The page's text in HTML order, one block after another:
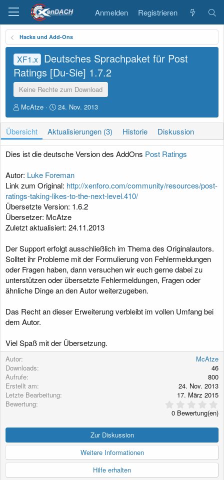
Anmelden Registrieren
Hacks und Add-Ons
XF1.x Deutsches Sprachpaket für Post
Ratings [Du-Sie] 1.7.2
Keine Rechte zum Download
A
u
t
o
r
McAtze
D
a
t
u
m
E
t
e
l
l
u
g
24. Nov. 2013
Übersicht Aktualisierungen (3) Historie Diskussion
Dies ist die deutsche Version des AddOns Post Ratings
Autor: Luke Foreman
Link zum Original: http://xenforo.com/community/resources/post-
ratings-taking-likes-to-the-next-level.410/
Übersetzte Version: 1.6.2
Übersetzer: McAtze
Zuletzt aktualisiert: 24.11.2013
Der Support erfolgt ausschließlich im Thema des Originalautors.
Solltet ihr Probleme mit der Formulierung von Fehlermeldungen
oder Fragen haben, dann versuchen wir euch gerne dabei zu
unterstützen oder übersetzte Fehlermeldungen, Fragen oder
ähnliche Dinge an den Autor weiterzugeben.
Das Recht an dieser Erweiterung verbleibt im vollen Umfang bei
dem Autor.
Viel Spaß mit der Übersetzung.
Autor
McAtze
Downloads
46
Aufrufe
800
Erstellt am
24. Nov. 2013
Letzte Bearbeitung
17. März 2015
Bewertung
,
0
t
e
n
0 Bewertung(en)
Zur Diskussion
Weitere Informationen
Hilfe erhalten